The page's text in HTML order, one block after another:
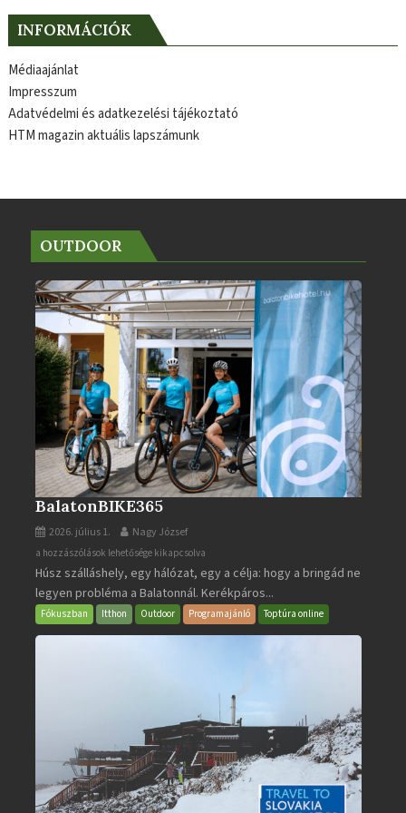
INFORMÁCIÓK
Médiaajánlat
Impresszum
Adatvédelmi és adatkezelési tájékoztató
HTM magazin aktuális lapszámunk
OUTDOOR
BalatonBIKE365
2026. július 1. Nagy József
BalatonBIKE365
bejegyzéshez
a hozzászólások lehetősége kikapcsolva
Húsz szálláshely, egy hálózat, egy a célja: hogy a bringád ne
legyen probléma a Balatonnál. Kerékpáros...
Fókuszban Itthon Outdoor Programajánló Toptúra online